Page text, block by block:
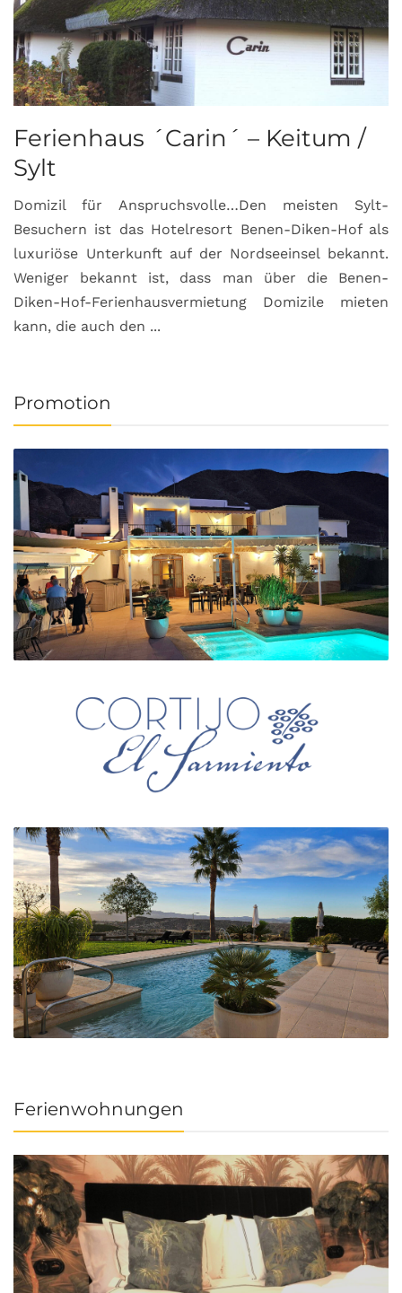
Ferienhaus ´Carin´ – Keitum /
Sylt
Domizil für Anspruchsvolle…Den meisten Sylt-
Besuchern ist das Hotelresort Benen-Diken-Hof als
luxuriöse Unterkunft auf der Nordseeinsel bekannt.
Weniger bekannt ist, dass man über die Benen-
Diken-Hof-Ferienhausvermietung Domizile mieten
kann, die auch den ...
Promotion
Ferienwohnungen